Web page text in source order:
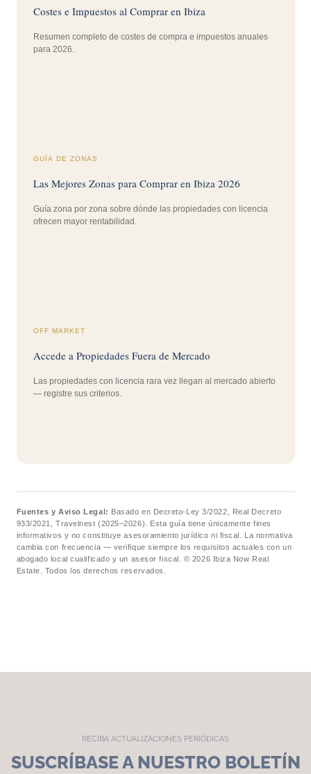
Costes e Impuestos al Comprar en Ibiza
Resumen completo de costes de compra e impuestos anuales
para 2026.
GUÍA DE ZONAS
Las Mejores Zonas para Comprar en Ibiza 2026
Guía zona por zona sobre dónde las propiedades con licencia
ofrecen mayor rentabilidad.
OFF MARKET
Accede a Propiedades Fuera de Mercado
Las propiedades con licencia rara vez llegan al mercado abierto
— registre sus criterios.
Fuentes y Aviso Legal: Basado en Decreto-Ley 3/2022, Real Decreto
933/2021, Travelnest (2025–2026). Esta guía tiene únicamente fines
informativos y no constituye asesoramiento jurídico ni fiscal. La normativa
cambia con frecuencia — verifique siempre los requisitos actuales con un
abogado local cualificado y un asesor fiscal. © 2026 Ibiza Now Real
Estate. Todos los derechos reservados.
RECIBA ACTUALIZACIONES PERIÓDICAS
SUSCRÍBASE A NUESTRO BOLETÍN